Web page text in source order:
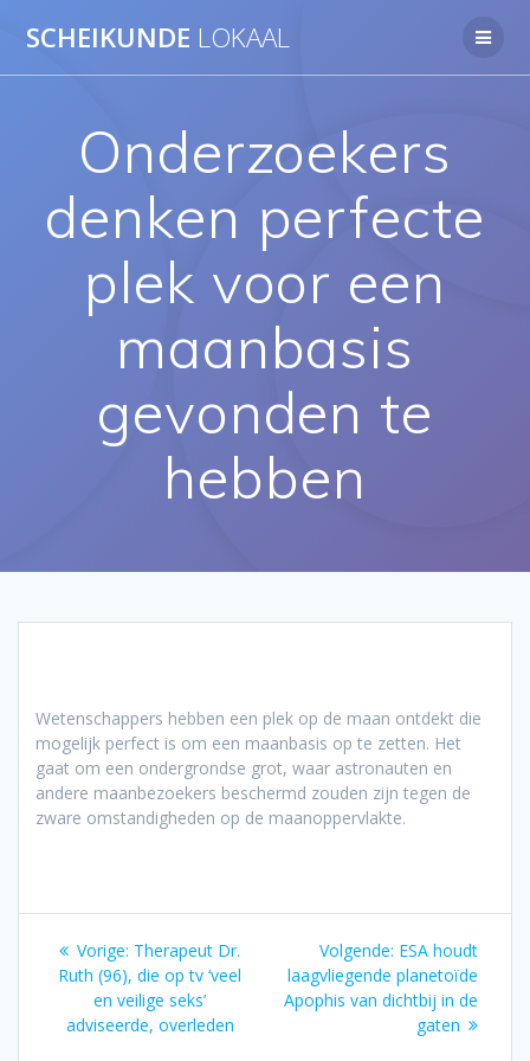
naar
SCHEIKUNDE LOKAAL
Onderzoekers
denken perfecte
plek voor een
maanbasis
gevonden te
hebben
Wetenschappers hebben een plek op de maan ontdekt die
mogelijk perfect is om een maanbasis op te zetten. Het
gaat om een ondergrondse grot, waar astronauten en
andere maanbezoekers beschermd zouden zijn tegen de
zware omstandigheden op de maanoppervlakte.
Bericht
navigatie
Vorige: Vorig
bericht:
Therapeut Dr.
Ruth (96), die op tv ‘veel
en veilige seks’
adviseerde, overleden
Volgende: Volgend
bericht:
ESA houdt
laagvliegende planetoïde
Apophis van dichtbij in de
gaten